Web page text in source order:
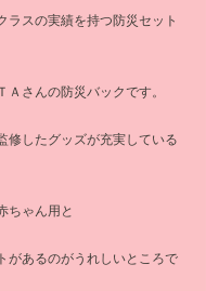
ラスの実績を持つ防災セット
Ａさんの防災バックです。
修したグッズが充実している
ちゃん用と
があるのがうれしいところで